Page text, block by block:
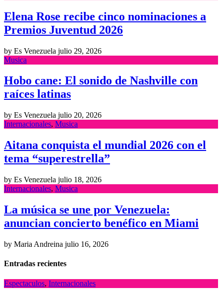
Elena Rose recibe cinco nominaciones a
Premios Juventud 2026
by Es Venezuela julio 29, 2026
Musica
Hobo cane: El sonido de Nashville con
raíces latinas
by Es Venezuela julio 20, 2026
Internacionales, Musica
Aitana conquista el mundial 2026 con el
tema “superestrella”
by Es Venezuela julio 18, 2026
Internacionales, Musica
La música se une por Venezuela:
anuncian concierto benéfico en Miami
by Maria Andreina julio 16, 2026
Entradas recientes
Espectaculos, Internacionales